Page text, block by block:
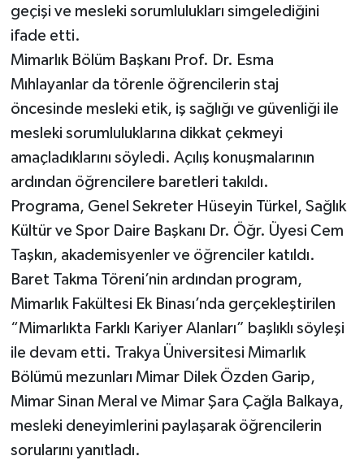
geçişi ve mesleki sorumlulukları simgelediğini
ifade etti.
Mimarlık Bölüm Başkanı Prof. Dr. Esma
Mıhlayanlar da törenle öğrencilerin staj
öncesinde mesleki etik, iş sağlığı ve güvenliği ile
mesleki sorumluluklarına dikkat çekmeyi
amaçladıklarını söyledi. Açılış konuşmalarının
ardından öğrencilere baretleri takıldı.
Programa, Genel Sekreter Hüseyin Türkel, Sağlık
Kültür ve Spor Daire Başkanı Dr. Öğr. Üyesi Cem
Taşkın, akademisyenler ve öğrenciler katıldı.
Baret Takma Töreni’nin ardından program,
Mimarlık Fakültesi Ek Binası’nda gerçekleştirilen
“Mimarlıkta Farklı Kariyer Alanları” başlıklı söyleşi
ile devam etti. Trakya Üniversitesi Mimarlık
Bölümü mezunları Mimar Dilek Özden Garip,
Mimar Sinan Meral ve Mimar Şara Çağla Balkaya,
mesleki deneyimlerini paylaşarak öğrencilerin
sorularını yanıtladı.